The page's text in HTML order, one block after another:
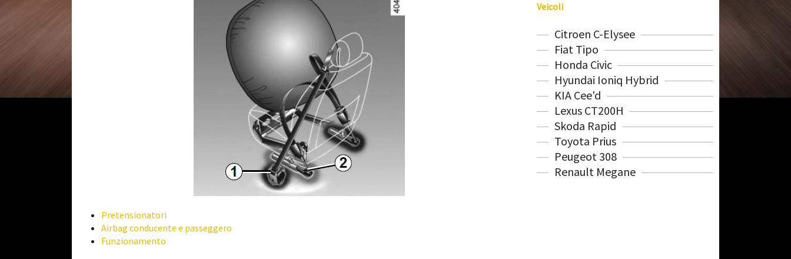
Pretensionatori
Airbag conducente e passeggero
Funzionamento
Veicoli
Citroen C-Elysee
Fiat Tipo
Honda Civic
Hyundai Ioniq Hybrid
KIA Cee'd
Lexus CT200H
Skoda Rapid
Toyota Prius
Peugeot 308
Renault Megane